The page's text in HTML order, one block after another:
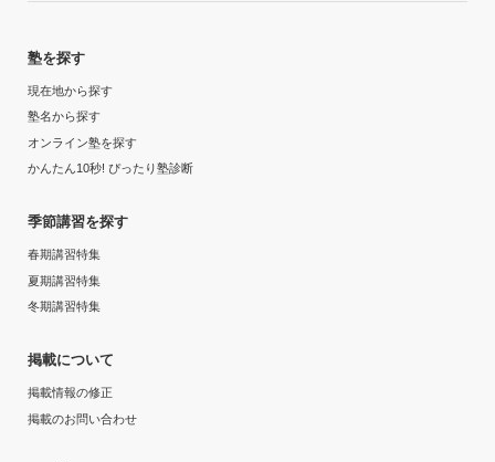
塾を探す
現在地から探す
塾名から探す
オンライン塾を探す
かんたん10秒! ぴったり塾診断
季節講習を探す
春期講習特集
夏期講習特集
冬期講習特集
掲載について
掲載情報の修正
掲載のお問い合わせ